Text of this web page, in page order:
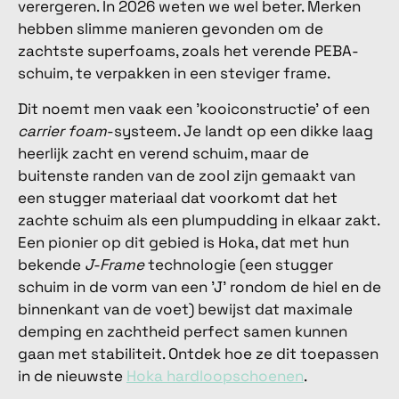
verergeren. In 2026 weten we wel beter. Merken
hebben slimme manieren gevonden om de
zachtste superfoams, zoals het verende PEBA-
schuim, te verpakken in een steviger frame.
Dit noemt men vaak een 'kooiconstructie' of een
carrier foam-systeem. Je landt op een dikke laag
heerlijk zacht en verend schuim, maar de
buitenste randen van de zool zijn gemaakt van
een stugger materiaal dat voorkomt dat het
zachte schuim als een plumpudding in elkaar zakt.
Een pionier op dit gebied is Hoka, dat met hun
bekende J-Frametechnologie (een stugger
schuim in de vorm van een 'J' rondom de hiel en de
binnenkant van de voet) bewijst dat maximale
demping en zachtheid perfect samen kunnen
gaan met stabiliteit. Ontdek hoe ze dit toepassen
in de nieuwste Hoka hardloopschoenen.